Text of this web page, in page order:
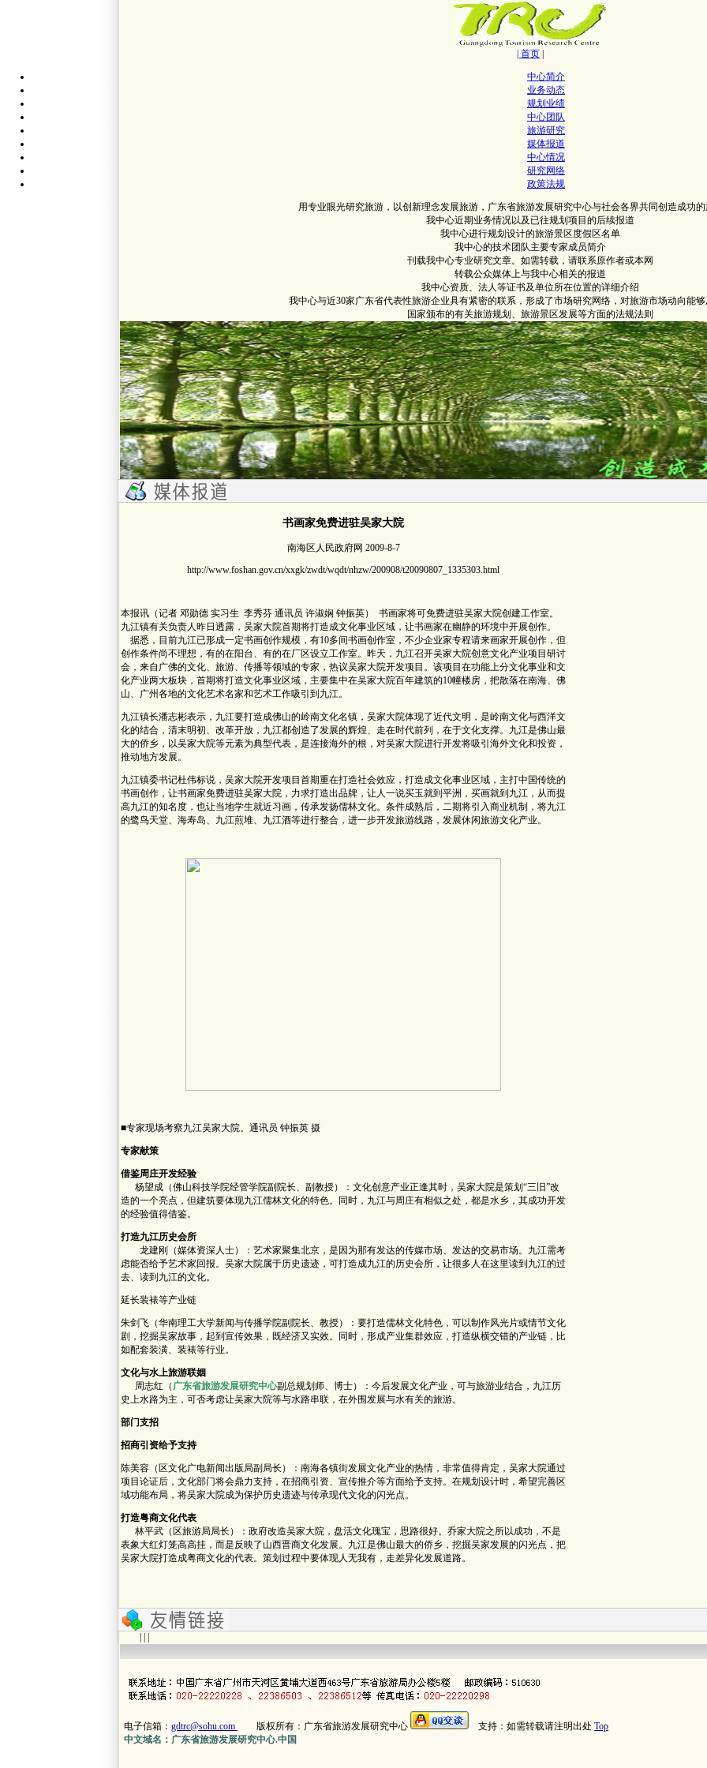
| 首页
中心简介
业务动态
规划业绩
中心团队
旅游研究
媒体报道
中心情况
研究网络
政策法规
用专业眼光研究旅游，以创新理念发展旅游，广东省旅游发展研究中心与社会各界共同创造成功
我中心近期业务情况以及已往规划项目的后续报道
我中心进行规划设计的旅游景区度假区名单
我中心的技术团队主要专家成员简介
刊载我中心专业研究文章。如需转载，请联系原作者或本网
转载公众媒体上与我中心相关的报道
我中心资质、法人等证书及单位所在位置的详细介绍
我中心与近30家广东省代表性旅游企业具有紧密的联系，形成了市场研究网络，对旅游市场动向能
国家颁布的有关旅游规划、旅游景区发展等方面的法规法则
书画家免费进驻吴家大院
南海区人民政府网 2009-8-7
http://www.foshan.gov.cn/xxgk/zwdt/wqdt/nhzw/200908/t20090807_1335303.html
本报讯（记者 邓勋德 实习生 李秀芬 通讯员 许淑娴 钟振英） 书画家将可免费进驻吴家大院创建工作室。
九江镇有关负责人昨日透露，吴家大院首期将打造成文化事业区域，让书画家在幽静的环境中开展创作。
据悉，目前九江已形成一定书画创作规模，有10多间书画创作室，不少企业家专程请来画家开展创作，但
创作条件尚不理想，有的在阳台、有的在厂区设立工作室。昨天，九江召开吴家大院创意文化产业项目研讨
会，来自广佛的文化、旅游、传播等领域的专家，热议吴家大院开发项目。该项目在功能上分文化事业和文
化产业两大板块，首期将打造文化事业区域，主要集中在吴家大院百年建筑的10幢楼房，把散落在南海、佛
山、广州各地的文化艺术名家和艺术工作吸引到九江。
九江镇长潘志彬表示，九江要打造成佛山的岭南文化名镇，吴家大院体现了近代文明，是岭南文化与西洋文
化的结合，清末明初、改革开放，九江都创造了发展的辉煌、走在时代前列，在于文化支撑。九江是佛山最
大的侨乡，以吴家大院等元素为典型代表，是连接海外的根，对吴家大院进行开发将吸引海外文化和投资，
推动地方发展。
九江镇委书记杜伟标说，吴家大院开发项目首期重在打造社会效应，打造成文化事业区域，主打中国传统的
书画创作，让书画家免费进驻吴家大院，力求打造出品牌，让人一说买玉就到平洲，买画就到九江，从而提
高九江的知名度，也让当地学生就近习画，传承发扬儒林文化。条件成熟后，二期将引入商业机制，将九江
的鹭鸟天堂、海寿岛、九江煎堆、九江酒等进行整合，进一步开发旅游线路，发展休闲旅游文化产业。
■专家现场考察九江吴家大院。通讯员 钟振英 摄
专家献策
借鉴周庄开发经验
杨望成（佛山科技学院经管学院副院长、副教授）：文化创意产业正逢其时，吴家大院是策划“三旧”改
造的一个亮点，但建筑要体现九江儒林文化的特色。同时，九江与周庄有相似之处，都是水乡，其成功开发
的经验值得借鉴。
打造九江历史会所
龙建刚（媒体资深人士）：艺术家聚集北京，是因为那有发达的传媒市场、发达的交易市场。九江需考
虑能否给予艺术家回报。吴家大院属于历史遗迹，可打造成九江的历史会所，让很多人在这里读到九江的过
去、读到九江的文化。
延长装裱等产业链
朱剑飞（华南理工大学新闻与传播学院副院长、教授）：要打造儒林文化特色，可以制作风光片或情节文化
剧，挖掘吴家故事，起到宣传效果，既经济又实效。同时，形成产业集群效应，打造纵横交错的产业链，比
如配套装潢、装裱等行业。
文化与水上旅游联姻
周志红（ 广东省旅游发展研究中心副总规划师、博士）：今后发展文化产业，可与旅游业结合，九江历
史上水路为主，可否考虑让吴家大院等与水路串联，在外围发展与水有关的旅游。
部门支招
招商引资给予支持
陈美容（区文化广电新闻出版局副局长）：南海各镇街发展文化产业的热情，非常值得肯定，吴家大院通过
项目论证后，文化部门将会鼎力支持，在招商引资、宣传推介等方面给予支持。在规划设计时，希望完善区
域功能布局，将吴家大院成为保护历史遗迹与传承现代文化的闪光点。
打造粤商文化代表
林平武（区旅游局局长）：政府改造吴家大院，盘活文化瑰宝，思路很好。乔家大院之所以成功，不是
表象大红灯笼高高挂，而是反映了山西晋商文化发展。九江是佛山最大的侨乡，挖掘吴家发展的闪光点，把
吴家大院打造成粤商文化的代表。策划过程中要体现人无我有，走差异化发展道路。
电子信箱： gdtrc@sohu.com 版权所有：广东省旅游发展研究中心 支持：如需转载请注明出处 Top
中文域名：广东省旅游发展研究中心.中国